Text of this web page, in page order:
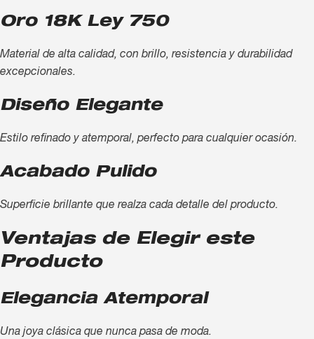
Oro 18K Ley 750
Material de alta calidad, con brillo, resistencia y durabilidad
excepcionales.
Diseño Elegante
Estilo refinado y atemporal, perfecto para cualquier ocasión.
Acabado Pulido
Superficie brillante que realza cada detalle del producto.
Ventajas de Elegir este
Producto
Elegancia Atemporal
Una joya clásica que nunca pasa de moda.